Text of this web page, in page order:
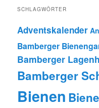
SCHLAGWÖRTER
Adventskalender
Bamberger
Bamberger
Bamberger
Bienen